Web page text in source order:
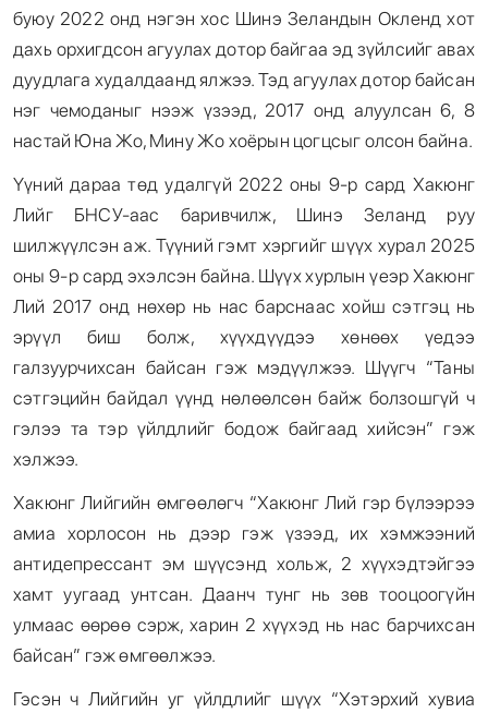
буюу 2022 онд нэгэн хос Шинэ Зеландын Окленд хот
дахь орхигдсон агуулах дотор байгаа эд зүйлсийг авах
дуудлага худалдаанд ялжээ. Тэд агуулах дотор байсан
нэг чемоданыг нээж үзээд, 2017 онд алуулсан 6, 8
настай Юна Жо, Мину Жо хоёрын цогцсыг олсон байна.
Үүний дараа төд удалгүй 2022 оны 9-р сард Хакюнг
Лийг БНСУ-аас баривчилж, Шинэ Зеланд руу
шилжүүлсэн аж. Түүний гэмт хэргийг шүүх хурал 2025
оны 9-р сард эхэлсэн байна. Шүүх хурлын үеэр Хакюнг
Лий 2017 онд нөхөр нь нас барснаас хойш сэтгэц нь
эрүүл биш болж, хүүхдүүдээ хөнөөх үедээ
галзуурчихсан байсан гэж мэдүүлжээ. Шүүгч “Таны
сэтгэцийн байдал үүнд нөлөөлсөн байж болзошгүй ч
гэлээ та тэр үйлдлийг бодож байгаад хийсэн” гэж
хэлжээ.
Хакюнг Лийгийн өмгөөлөгч “Хакюнг Лий гэр бүлээрээ
амиа хорлосон нь дээр гэж үзээд, их хэмжээний
антидепрессант эм шүүсэнд хольж, 2 хүүхэдтэйгээ
хамт уугаад унтсан. Даанч тунг нь зөв тооцоогүйн
улмаас өөрөө сэрж, харин 2 хүүхэд нь нас барчихсан
байсан” гэж өмгөөлжээ.
Гэсэн ч Лийгийн уг үйлдлийг шүүх “Хэтэрхий хувиа